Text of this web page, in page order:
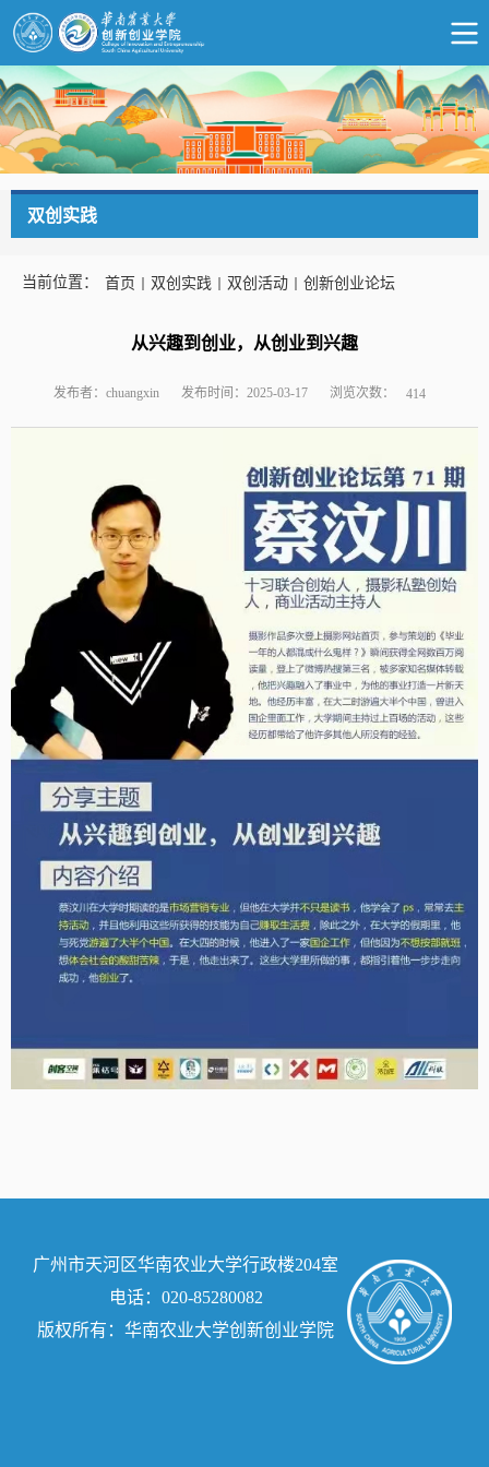
双创实践
当前位置： 首页 双创实践 双创活动 创新创业论坛
从兴趣到创业，从创业到兴趣
发布者：chuangxin 发布时间：2025-03-17 浏览次数： 414
广州市天河区华南农业大学行政楼204室
电话：020-85280082
版权所有：华南农业大学创新创业学院